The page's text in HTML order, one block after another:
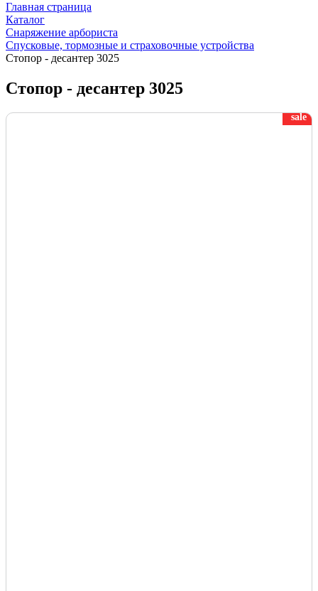
Главная страница
Каталог
Снаряжение арбориста
Спусковые, тормозные и страховочные устройства
Стопор - десантер 3025
Стопор - десантер 3025
sale